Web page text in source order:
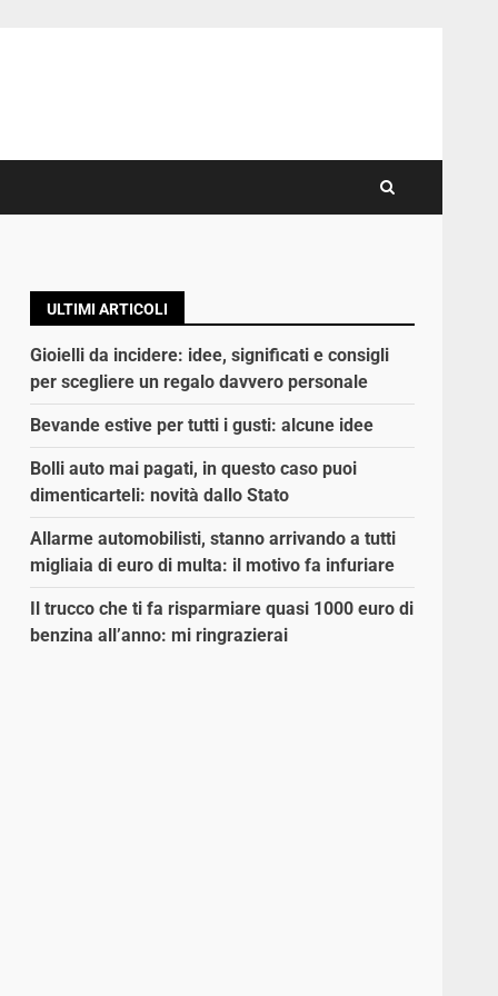
ULTIMI ARTICOLI
Gioielli da incidere: idee, significati e consigli
per scegliere un regalo davvero personale
Bevande estive per tutti i gusti: alcune idee
Bolli auto mai pagati, in questo caso puoi
dimenticarteli: novità dallo Stato
Allarme automobilisti, stanno arrivando a tutti
migliaia di euro di multa: il motivo fa infuriare
Il trucco che ti fa risparmiare quasi 1000 euro di
benzina all’anno: mi ringrazierai